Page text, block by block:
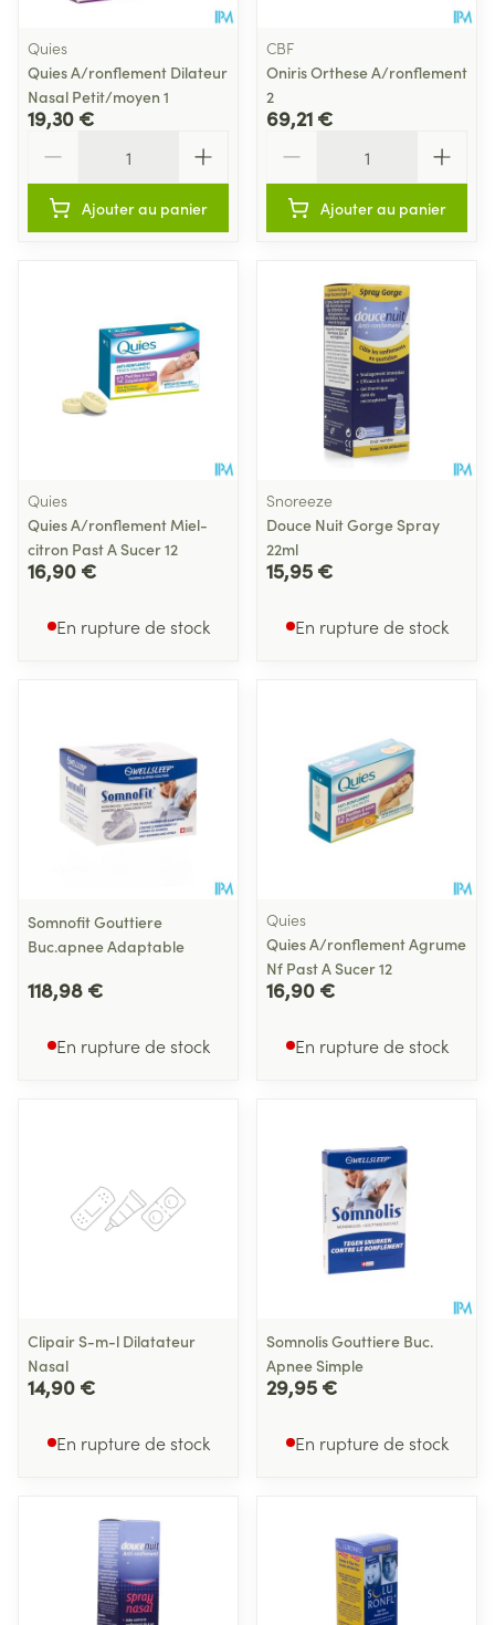
Quies
Quies A/ronflement Dilateur
Nasal Petit/moyen 1
19,30 €
Ajouter au panier
CBF
Oniris Orthese A/ronflement
2
69,21 €
Ajouter au panier
Quies
Quies A/ronflement Miel-
citron Past A Sucer 12
16,90 €
En rupture de stock
Snoreeze
Douce Nuit Gorge Spray
22ml
15,95 €
En rupture de stock
Somnofit Gouttiere
Buc.apnee Adaptable
118,98 €
En rupture de stock
Quies
Quies A/ronflement Agrume
Nf Past A Sucer 12
16,90 €
En rupture de stock
Clipair S-m-l Dilatateur
Nasal
14,90 €
En rupture de stock
Somnolis Gouttiere Buc.
Apnee Simple
29,95 €
En rupture de stock